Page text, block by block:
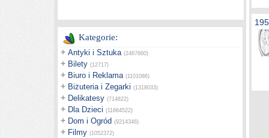
Kategorie:
+ Antyki i Sztuka (2467660)
+ Bilety (12717)
+ Biuro i Reklama (1101086)
+ Biżuteria i Zegarki (1318033)
+ Delikatesy (714822)
+ Dla Dzieci (11664522)
+ Dom i Ogród (9214346)
+ Filmy (1052372)